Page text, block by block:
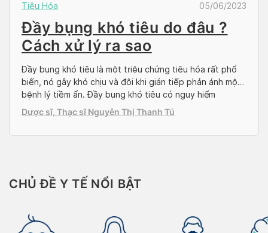
Tiêu Hóa 05/06/2023
Đầy bụng khó tiêu do đâu ?
Cách xử lý ra sao
Đầy bụng khó tiêu là một triệu chứng tiêu hóa rất phổ
biến, nó gây khó chịu và đôi khi gián tiếp phản ánh một
bệnh lý tiềm ẩn. Đầy bụng khó tiêu có nguy hiểm
không? Cách chữa đầy bụng khó tiêu như thế nào? Hãy
cùng Doctor có sẵn tìm hiểu trong bài […]
Dược sĩ, Thạc sĩ Nguyễn Thị Thanh Tú
CHỦ ĐỀ Y TẾ NỔI BẬT